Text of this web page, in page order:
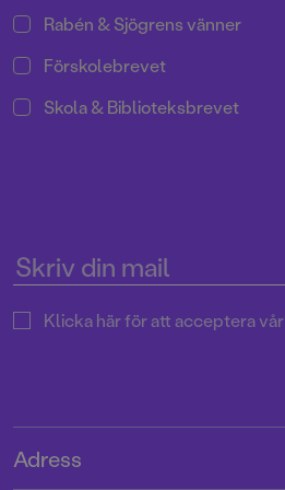
Rabén & Sjögrens vänner
Förskolebrevet
Skola & Biblioteksbrevet
Klicka här för att acceptera vår
Adress